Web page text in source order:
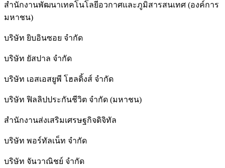
สำนักงานพัฒนาเทคโนโลยีอวกาศและภูมิสารสนเทศ (องค์การ
มหาชน)
บริษัท ยิบอินซอย จำกัด
บริษัท ยัสปาล จำกัด
บริษัท เอสเอสยูพี โฮลดิ้งส์ จำกัด
บริษัท ฟิลลิปประกันชีวิต จำกัด (มหาชน)
สํานักงานส่งเสริมเศรษฐกิจดิจิทัล
บริษัท พอร์ทัลเน็ท จำกัด
บริษัท จันวาณิชย์ จำกัด